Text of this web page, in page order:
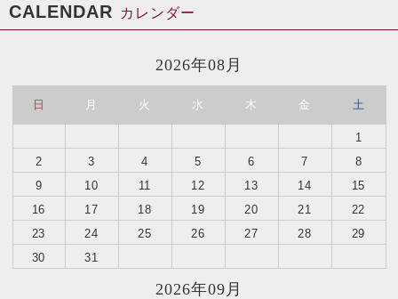
CALENDAR カレンダー
2026年08月
日 月 火 水 木 金 土
1
2
3 4 5 6 7
8
9
10 11 12 13 14
15
16
17 18 19 20 21
22
23
24 25 26 27 28
29
30
31
2026年09月